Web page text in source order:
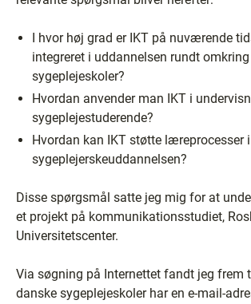
I hvor høj grad er IKT på nuværende
integreret i uddannelsen rundt
sygeplejeskoler?
Hvordan anvender man IKT i
sygeplejestuderende?
Hvordan kan IKT støtte læreprocesser i
sygeplejerskeuddannelsen?
Disse spørgsmål satte jeg mig for at
et projekt på kommunikationsstudiet,
Universitetscenter.
Via søgning på Internettet fandt jeg frem
danske sygeplejeskoler har en e-mail-